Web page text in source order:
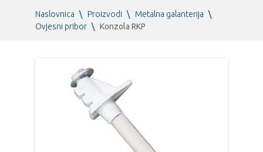
Naslovnica \ Proizvodi \ Metalna galanterija \
Ovjesni pribor \ Konzola RKP